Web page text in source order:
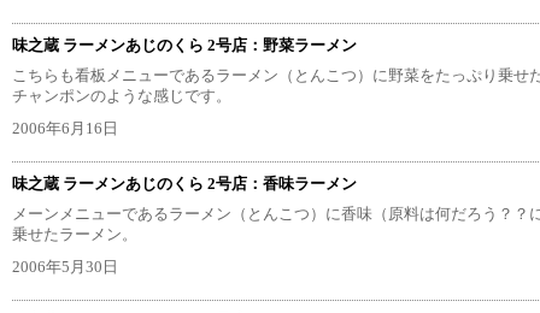
味之蔵 ラーメンあじのくら 2号店：野菜ラーメン
こちらも看板メニューであるラーメン（とんこつ）に野菜をたっぷり乗せ
チャンポンのような感じです。
2006年6月16日
味之蔵 ラーメンあじのくら 2号店：香味ラーメン
メーンメニューであるラーメン（とんこつ）に香味（原料は何だろう？？
乗せたラーメン。
2006年5月30日